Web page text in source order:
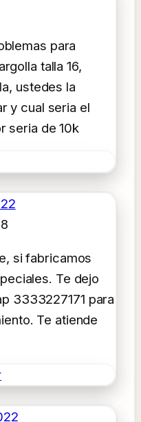
para
talla 16,
ustedes la
y cual seria el
seria de 10k
si fabricamos
Te dejo
3333227171 para
Te atiende